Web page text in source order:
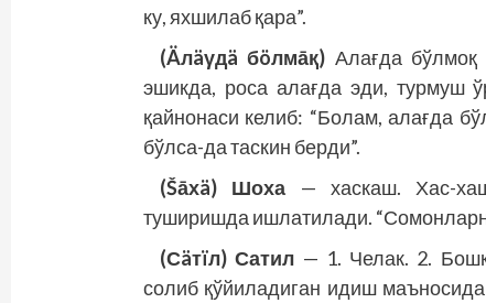
ку, яхшилаб қара”.
(Äлäγдä бöлмāқ) Алағда бўлмоқ
эшикда, роса алағда эди, турмуш
қайнонаси келиб: “Болам, алағда
бўлса-да таскин берди”.
(Šāхä) Шоха — хаскаш. Хас-
туширишда ишлатилади.
(Сäтïл) Сатил — 1. Челак. 2.
солиб қў­йиладиган идиш